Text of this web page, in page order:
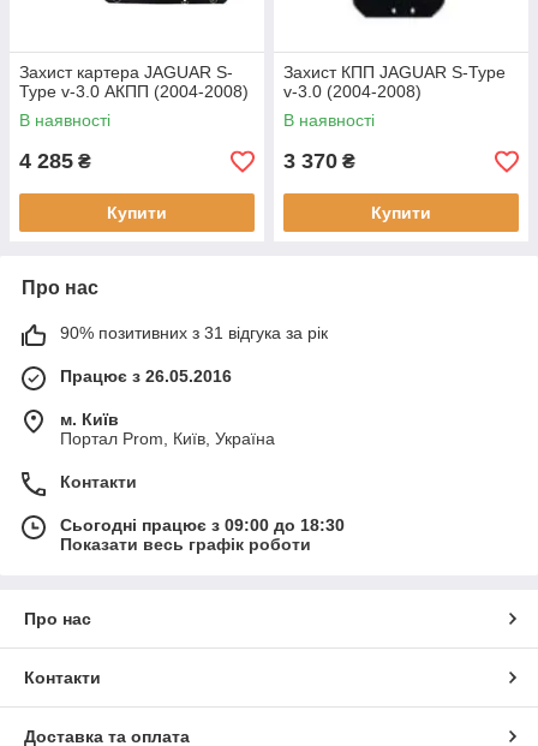
Захист картера JAGUAR S-
Type v-3.0 АКПП (2004-2008)
В наявності
4 285 ₴
Купити
Захист КПП JAGUAR S-Type
v-3.0 (2004-2008)
В наявності
3 370 ₴
Купити
Про нас
90% позитивних з 31 відгука за рік
Працює з 26.05.2016
м. Київ
Портал Prom, Київ, Україна
Контакти
Сьогодні працює з 09:00 до 18:30
Показати весь графік роботи
Про нас
Контакти
Доставка та оплата